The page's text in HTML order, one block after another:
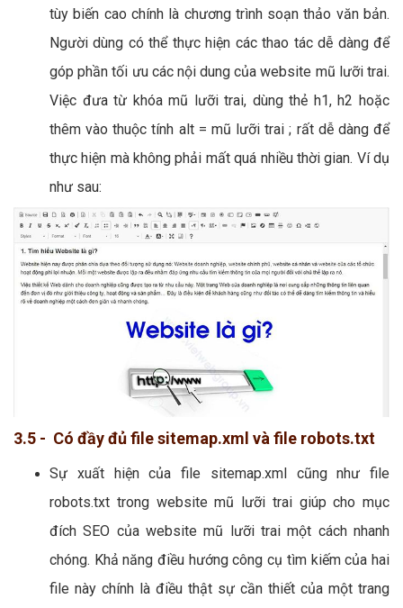
tùy biến cao chính là chương trình soạn thảo văn bản.
Người dùng có thể thực hiện các thao tác dễ dàng để
góp phần tối ưu các nội dung của website mũ lưỡi trai.
Việc đưa từ khóa mũ lưỡi trai, dùng thẻ h1, h2 hoặc
thêm vào thuộc tính alt = mũ lưỡi trai ; rất dễ dàng để
thực hiện mà không phải mất quá nhiều thời gian. Ví dụ
như sau:
3.5 - Có đầy đủ file sitemap.xml và file robots.txt
Sự xuất hiện của file sitemap.xml cũng như file
robots.txt trong website mũ lưỡi trai giúp cho mục
đích SEO của website mũ lưỡi trai một cách nhanh
chóng. Khả năng điều hướng công cụ tìm kiếm của hai
file này chính là điều thật sự cần thiết của một trang